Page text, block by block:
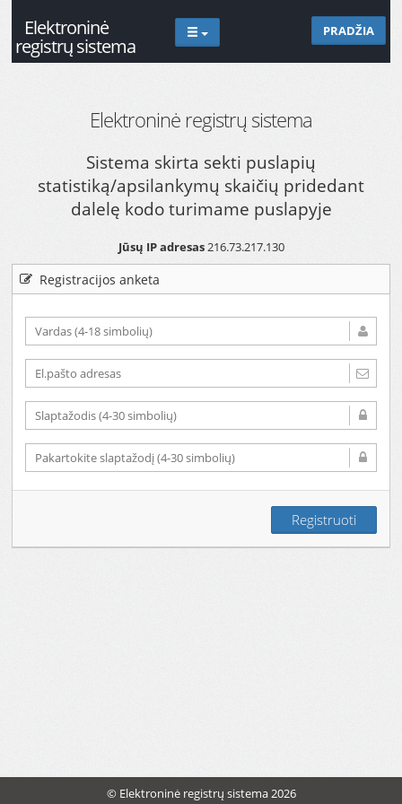
Elektroninė
registrų sistema
PRADŽIA
Elektroninė registrų sistema
Sistema skirta sekti puslapių
statistiką/apsilankymų skaičių pridedant
dalelę kodo turimame puslapyje
Jūsų IP adresas216.73.217.130
Registracijos anketa
© Elektroninė registrų sistema 2026